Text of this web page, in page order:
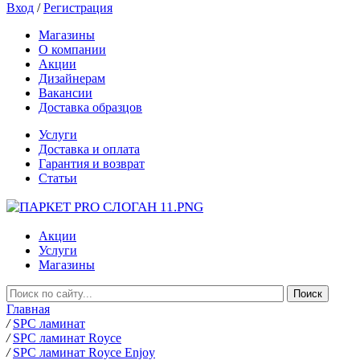
Вход /Регистрация
Магазины
О компании
Акции
Дизайнерам
Вакансии
Доставка образцов
Услуги
Доставка и оплата
Гарантия и возврат
Статьи
Акции
Услуги
Магазины
Главная
/ SPC ламинат
/ SPC ламинат Royce
/ SPC ламинат Royce Enjoy